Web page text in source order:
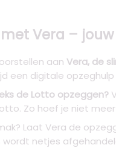
Vera –
aan Vera, de
een digitale
de Lotto opzeggen?
Zo hoef je niet
Laat Vera de
wordt netjes